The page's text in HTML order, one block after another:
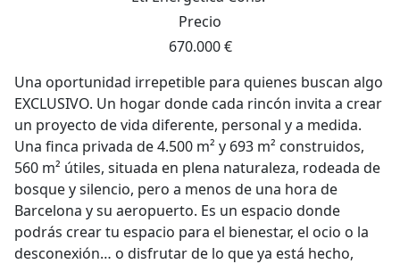
Precio
670.000 €
Una oportunidad irrepetible para quienes buscan algo
EXCLUSIVO. Un hogar donde cada rincón invita a crear
un proyecto de vida diferente, personal y a medida.
Una finca privada de 4.500 m² y 693 m² construidos,
560 m² útiles, situada en plena naturaleza, rodeada de
bosque y silencio, pero a menos de una hora de
Barcelona y su aeropuerto. Es un espacio donde
podrás crear tu espacio para el bienestar, el ocio o la
desconexión… o disfrutar de lo que ya está hecho,